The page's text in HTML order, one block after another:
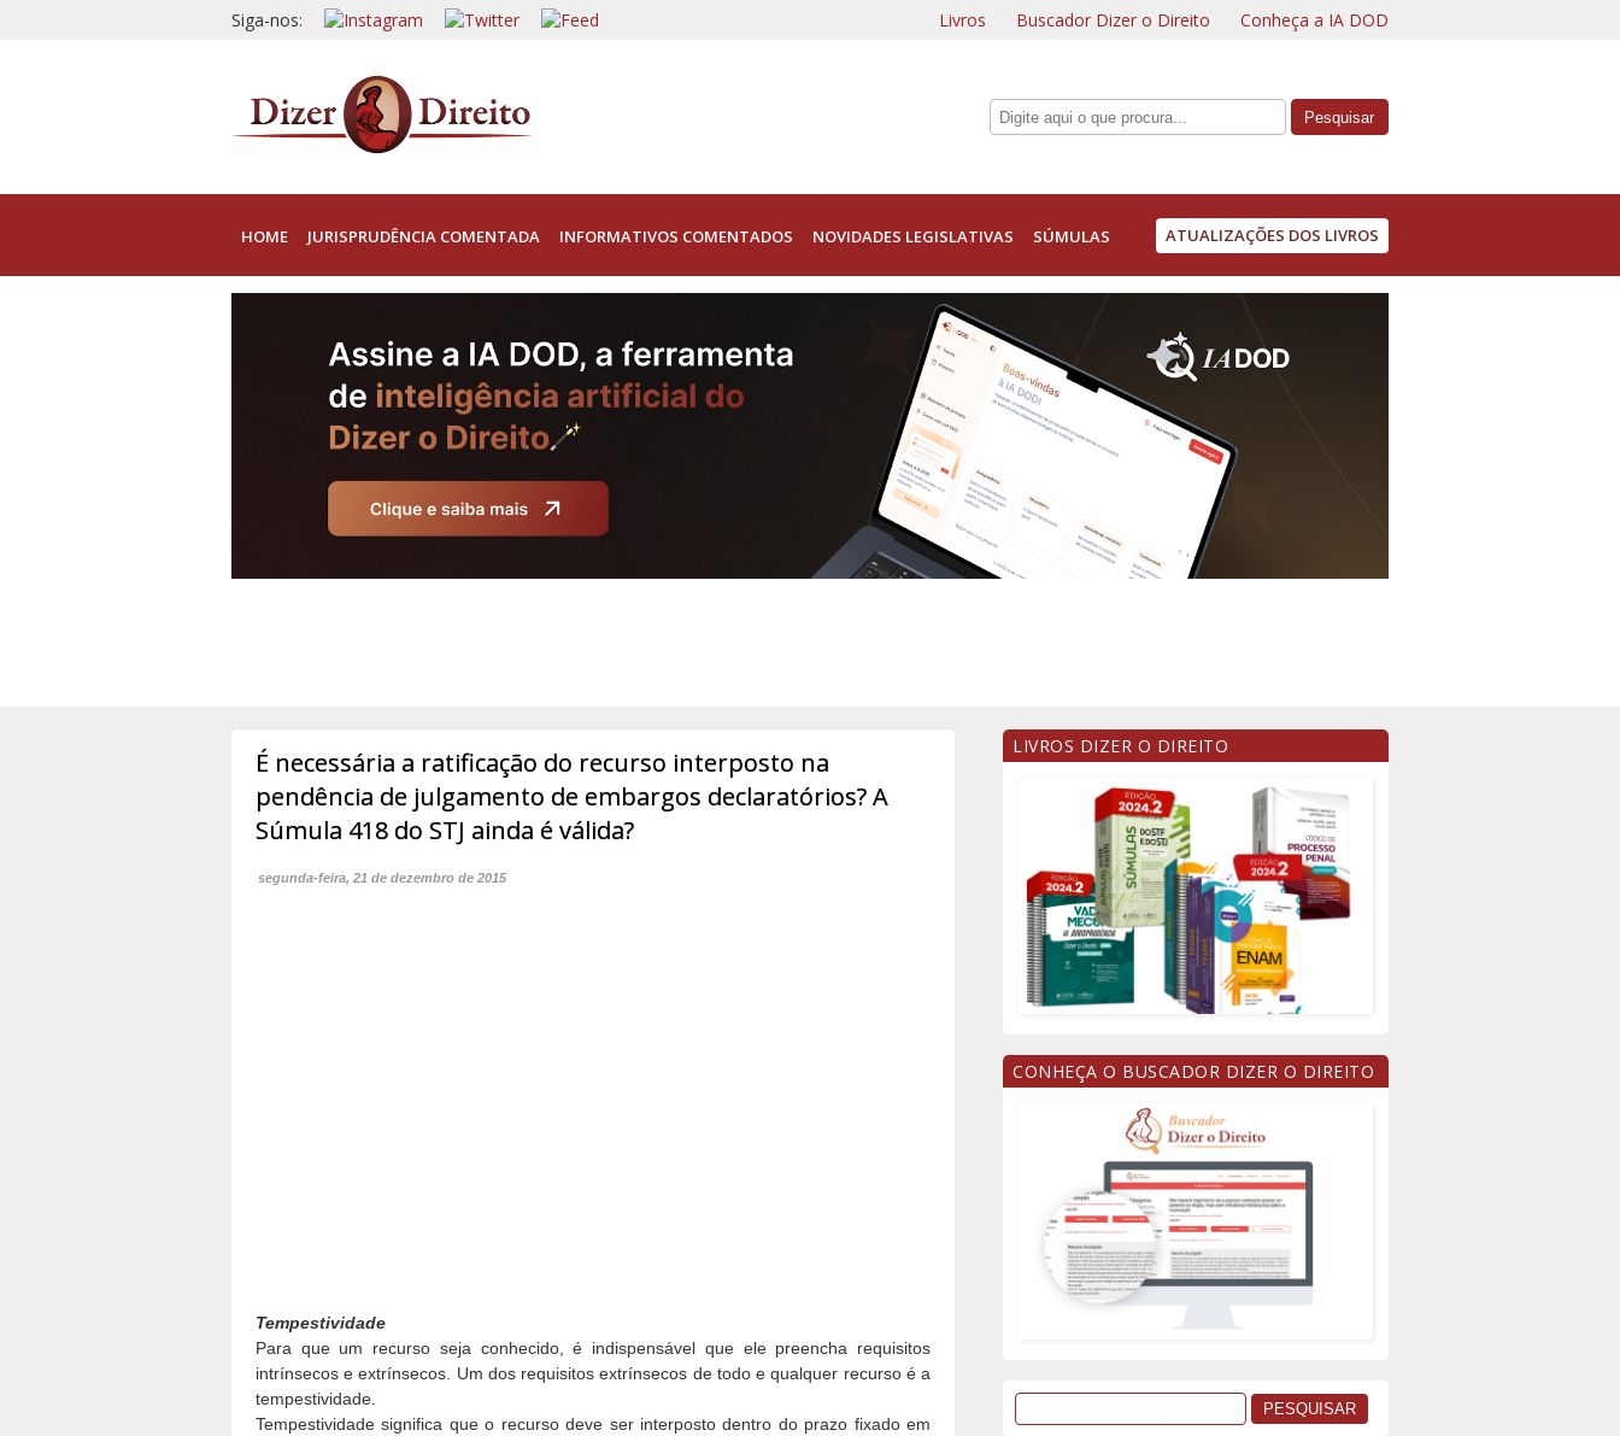
Siga-nos: Livros Buscador Dizer o Direito Conheça a IA DOD
HOME JURISPRUDÊNCIA COMENTADA INFORMATIVOS COMENTADOS NOVIDADES LEGISLATIVAS SÚMULAS ATUALIZAÇÕES DOS LIVROS
É necessária a ratificação do recurso interposto na
pendência de julgamento de embargos declaratórios? A
Súmula 418 do STJ ainda é válida?
segunda-feira, 21 de dezembro de 2015
Tempestividade
Para que um recurso seja conhecido, é indispensável que ele preencha requisitos
intrínsecos e extrínsecos. Um dos requisitos extrínsecos de todo e qualquer recurso é a
tempestividade.
Tempestividade significa que o recurso deve ser interposto dentro do prazo fixado em
LIVROS DIZER O DIREITO
CONHEÇA O BUSCADOR DIZER O DIREITO